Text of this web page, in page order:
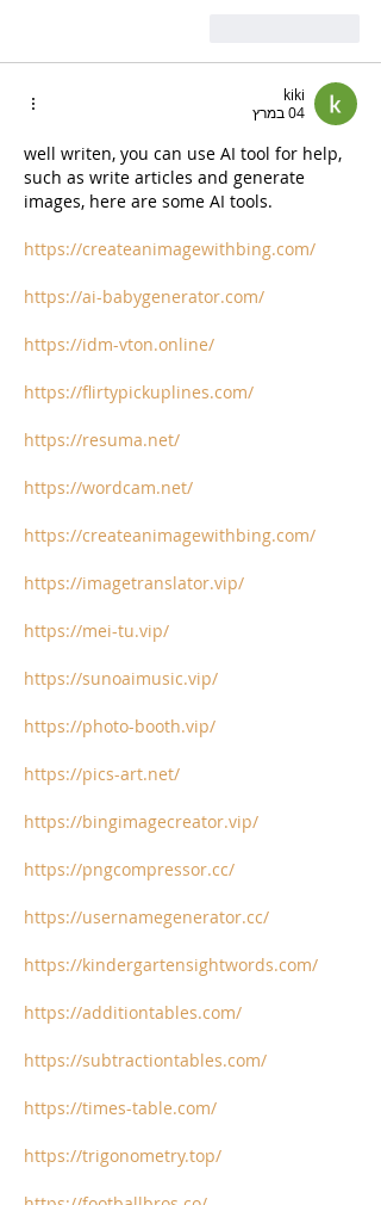
kiki
04 במרץ
well writen, you can use AI tool for help,
such as write articles and generate
images, here are some AI tools.
https://createanimagewithbing.com/
https://ai-babygenerator.com/
https://idm-vton.online/
https://flirtypickuplines.com/
https://resuma.net/
https://wordcam.net/
https://createanimagewithbing.com/
https://imagetranslator.vip/
https://mei-tu.vip/
https://sunoaimusic.vip/
https://photo-booth.vip/
https://pics-art.net/
https://bingimagecreator.vip/
https://pngcompressor.cc/
https://usernamegenerator.cc/
https://kindergartensightwords.com/
https://additiontables.com/
https://subtractiontables.com/
https://times-table.com/
https://trigonometry.top/